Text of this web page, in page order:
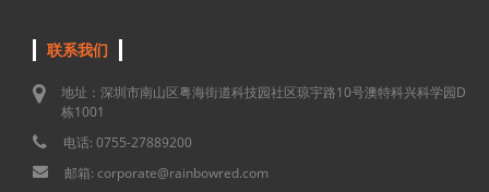
联系我们
地址：深圳市南山区粤海街道科技园社区琼宇路10号澳特科兴科学园D
栋1001
电话: 0755-27889200
邮箱: corporate@rainbowred.com